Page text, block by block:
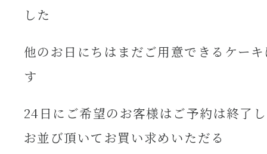
した
他のお日にちはまだご用意できるケー
す
24日にご希望のお客様はご予約は終了
お並び頂いてお買い求めいただる